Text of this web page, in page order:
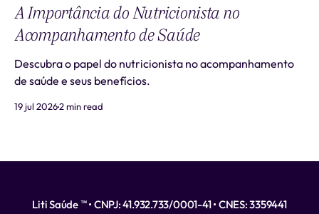
A Importância do Nutricionista no
Acompanhamento de Saúde
Descubra o papel do nutricionista no acompanhamento
de saúde e seus benefícios.
19 jul 20262 min read
Liti Saúde ™ • CNPJ: 41.932.733/0001-41 • CNES: 3359441